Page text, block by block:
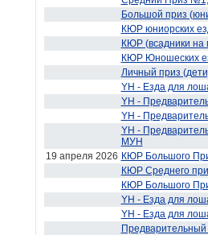
Большой приз
КЮР юниорских
КЮР (всадники на
КЮР Юношеских
Личный приз
YH - Езда для
YH -
YH -
YH -
МУН
19 апреля 2026 КЮР Большого
КЮР Среднего
КЮР Большого
YH - Езда для
YH - Езда для